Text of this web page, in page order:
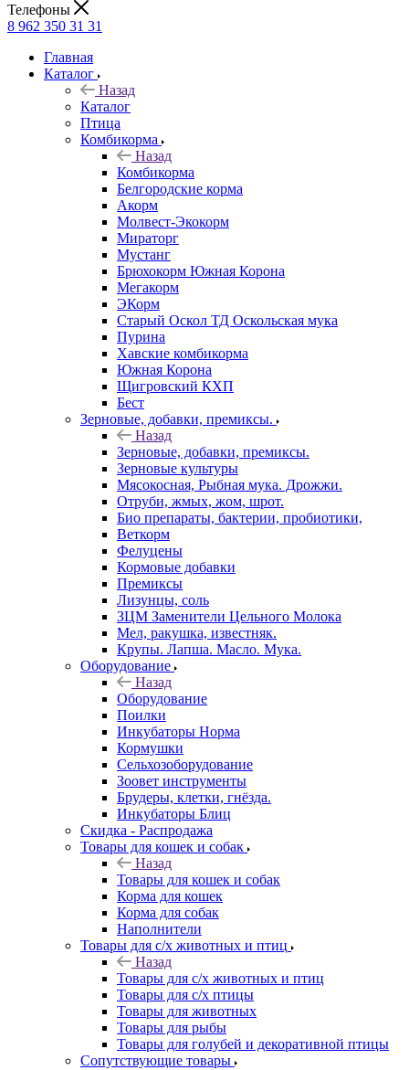
Телефоны
8 962 350 31 31
Главная
Каталог
Назад
Каталог
Птица
Комбикорма
Назад
Комбикорма
Белгородские корма
Акорм
Молвест-Экокорм
Мираторг
Мустанг
Брюхокорм Южная Корона
Мегакорм
ЭКорм
Старый Оскол ТД Оскольская мука
Пурина
Хавские комбикорма
Южная Корона
Щигровский КХП
Бест
Зерновые, добавки, премиксы.
Назад
Зерновые, добавки, премиксы.
Зерновые культуры
Мясокосная, Рыбная мука. Дрожжи.
Отруби, жмых, жом, шрот.
Био препараты, бактерии, пробиотики,
Веткорм
Фелуцены
Кормовые добавки
Премиксы
Лизунцы, соль
ЗЦМ Заменители Цельного Молока
Мел, ракушка, известняк.
Крупы. Лапша. Масло. Мука.
Оборудование
Назад
Оборудование
Поилки
Инкубаторы Норма
Кормушки
Сельхозоборудование
Зоовет инструменты
Брудеры, клетки, гнёзда.
Инкубаторы Блиц
Скидка - Распродажа
Товары для кошек и собак
Назад
Товары для кошек и собак
Корма для кошек
Корма для собак
Наполнители
Товары для с/х животных и птиц
Назад
Товары для с/х животных и птиц
Товары для с/х птицы
Товары для животных
Товары для рыбы
Товары для голубей и декоративной птицы
Сопутствующие товары